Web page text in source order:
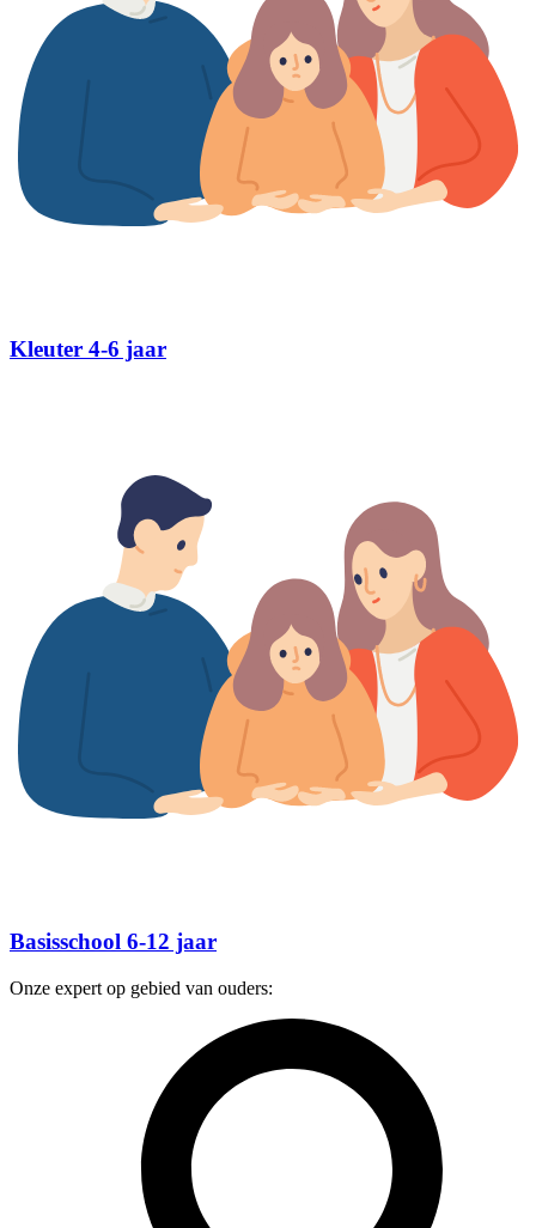
Kleuter 4-6 jaar
Basisschool 6-12 jaar
Onze expert op gebied van ouders: